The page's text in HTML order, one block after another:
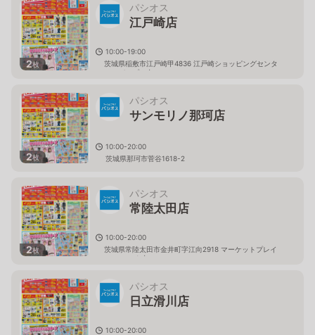
2枚
パシオス
江戸崎店
10:00-19:00
茨城県稲敷市江戸崎甲4836 江戸崎ショッピングセンタ
ー（パンプ）内
2枚
パシオス
サンモリノ那珂店
10:00-20:00
茨城県那珂市菅谷1618-2
2枚
パシオス
常陸太田店
10:00-20:00
茨城県常陸太田市金井町字江向2918 マーケットプレイ
ス フェスタ内
パシオス
日立滑川店
10:00-20:00